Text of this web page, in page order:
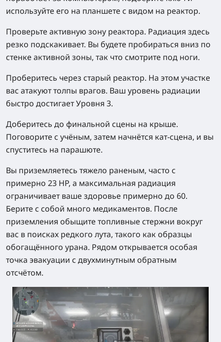
используйте его на планшете с видом на реактор.
Проверьте активную зону реактора. Радиация здесь
резко подскакивает. Вы будете пробираться вниз по
стенке активной зоны, так что смотрите под ноги.
Проберитесь через старый реактор. На этом участке
вас атакуют толпы врагов. Ваш уровень радиации
быстро достигает Уровня 3.
Доберитесь до финальной сцены на крыше.
Поговорите с учёным, затем начнётся кат-сцена, и вы
спуститесь на парашюте.
Вы приземляетесь тяжело раненым, часто с
примерно 23 HP, а максимальная радиация
ограничивает ваше здоровье примерно до 60.
Берите с собой много медикаментов. После
приземления обыщите топливные стержни вокруг
вас в поисках редкого лута, такого как образцы
обогащённого урана. Рядом открывается особая
точка эвакуации с двухминутным обратным
отсчётом.